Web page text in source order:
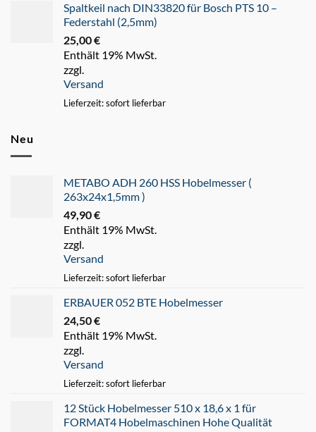
Spaltkeil nach DIN33820 für Bosch PTS 10 –
Federstahl (2,5mm)
25,00€
Enthält 19% MwSt.
zzgl.
Versand
Lieferzeit: sofort lieferbar
Neu
METABO ADH 260 HSS Hobelmesser (
263x24x1,5mm )
49,90€
Enthält 19% MwSt.
zzgl.
Versand
Lieferzeit: sofort lieferbar
ERBAUER 052 BTE Hobelmesser
24,50€
Enthält 19% MwSt.
zzgl.
Versand
Lieferzeit: sofort lieferbar
12 Stück Hobelmesser 510 x 18,6 x 1 für
FORMAT4 Hobelmaschinen Hohe Qualität